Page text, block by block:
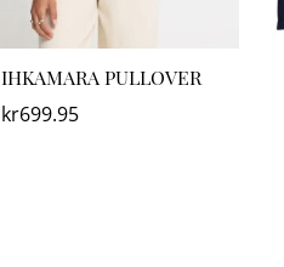
IHKAMARA PULLOVER
kr699.95